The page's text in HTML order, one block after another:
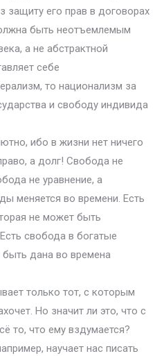
защиту его прав в договорах
быть неотъемлемым
а не абстрактной
себе
то национализм за
и свободу индивида
ибо в жизни нет ничего
а долг! Свобода не
не уравнение, а
меняется во времени. Есть
не может быть
свобода в богатые
дана во времена
только тот, с которым
Но значит ли это, что с
то, что ему вздумается?
научает нас писать